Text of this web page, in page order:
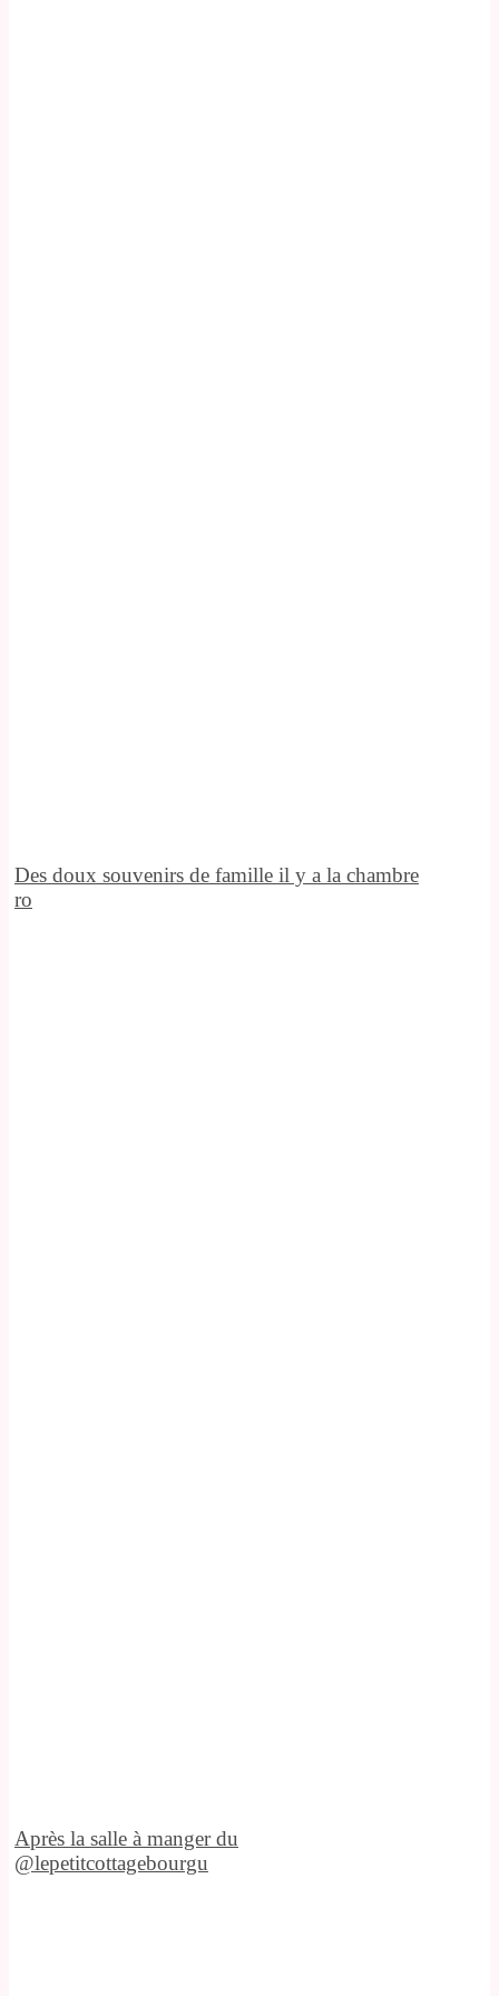
Des doux souvenirs de famille il y a la chambre
ro
Après la salle à manger du
@lepetitcottagebourgu